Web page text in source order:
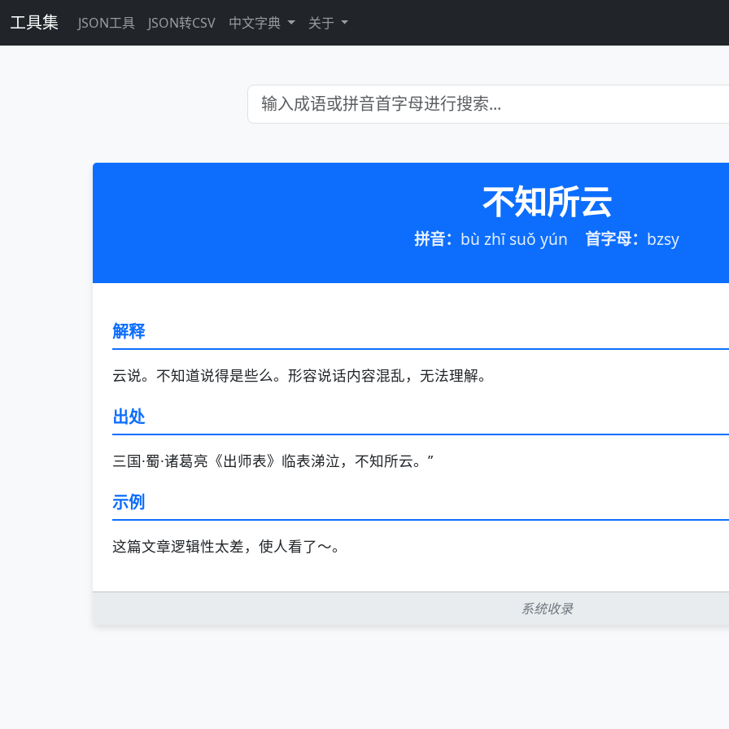
工具集 JSON工具 JSON转CSV 中文字典 关于
不知所云
拼音： bù zhī suǒ yún 首字母： bzsy
解释
云说。不知道说得是些么。形容说话内容混乱，无法理解。
出处
三国·蜀·诸葛亮《出师表》临表涕泣，不知所云。”
示例
这篇文章逻辑性太差，使人看了～。
系统收录